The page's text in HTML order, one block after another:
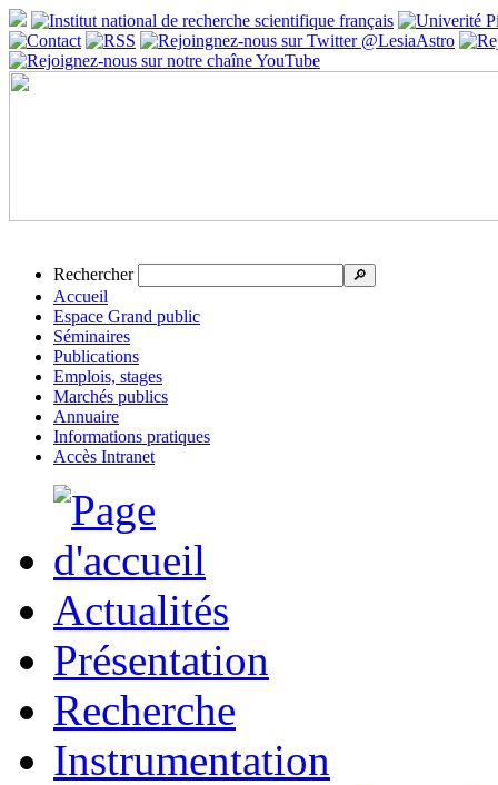
Rechercher 🔎
Accueil
Espace Grand public
Séminaires
Publications
Emplois, stages
Marchés publics
Annuaire
Informations pratiques
Accès Intranet
Actualités
Présentation
Recherche
Instrumentation